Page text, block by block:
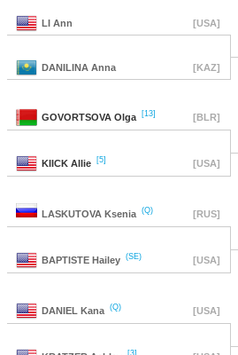
LI Ann [USA]
DANILINA Anna [KAZ]
GOVORTSOVA Olga [13] [BLR]
KIICK Allie [5] [USA]
LASKUTOVA Ksenia (Q) [RUS]
BAPTISTE Hailey (SE) [USA]
DANIEL Kana (Q) [USA]
[3]